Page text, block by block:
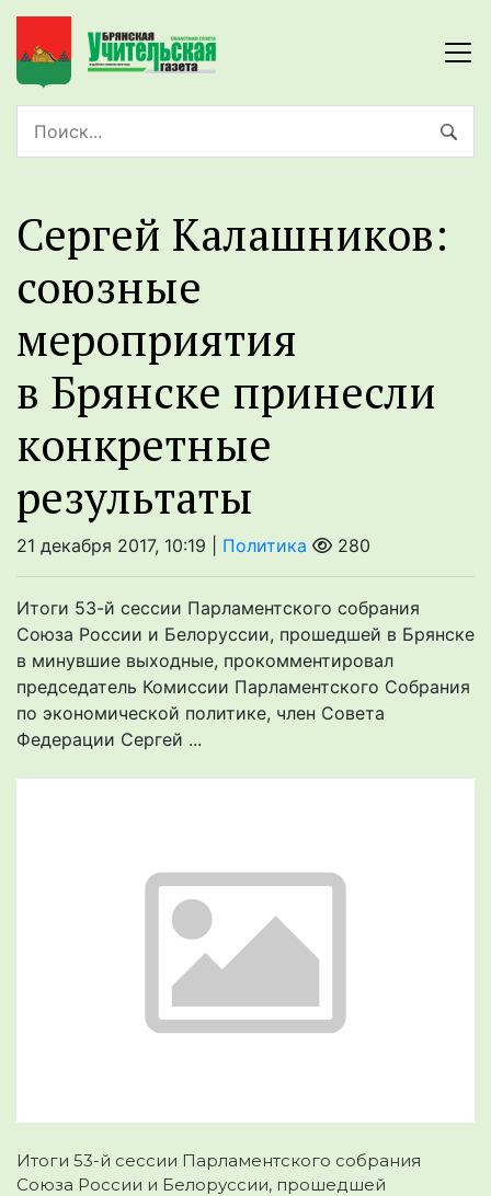
Сергей Калашников:
союзные
мероприятия
в Брянске принесли
конкретные
результаты
21 декабря 2017, 10:19 | Политика 280
Итоги 53-й сессии Парламентского собрания
Союза России и Белоруссии, прошедшей в Брянске
в минувшие выходные, прокомментировал
председатель Комиссии Парламентского Собрания
по экономической политике, член Совета
Федерации Сергей ...
Итоги 53-й сессии Парламентского собрания
Союза России и Белоруссии, прошедшей